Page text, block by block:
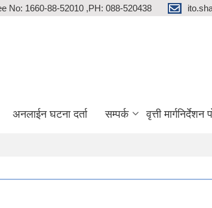
No: 1660-88-52010 ,PH: 088-520438
अनलाईन घटना दर्ता सम्पर्क वृत्ती मार्गनिर्देशन